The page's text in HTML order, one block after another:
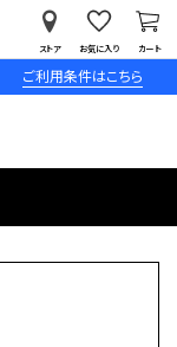
ご利用条件はこちら
ストア お気に入り カート